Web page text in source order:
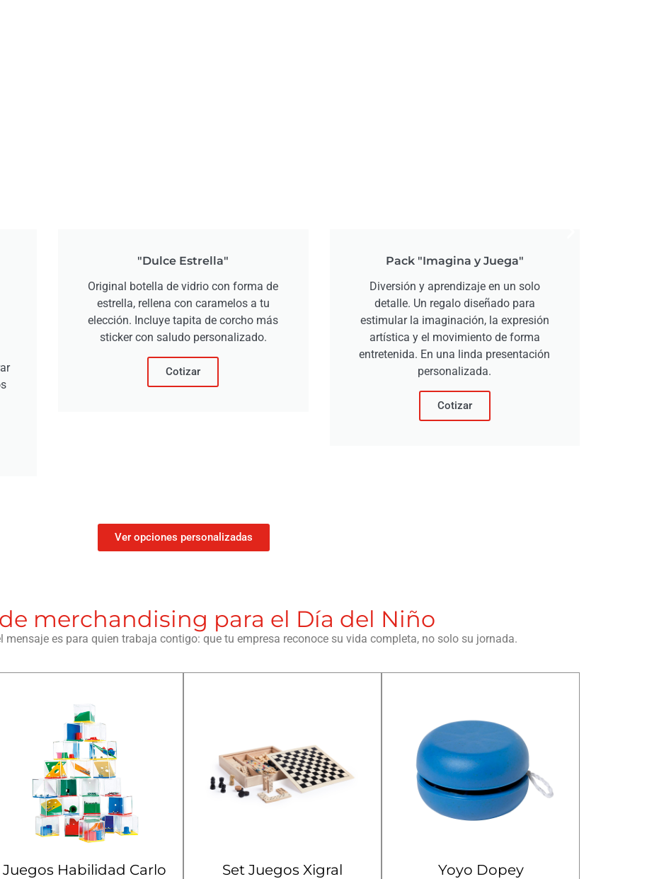
"Dulce Estrella"
Original botella de vidrio con forma de
estrella, rellena con caramelos a tu
elección. Incluye tapita de corcho más
sticker con saludo personalizado.
Cotizar
Pack "Imagina y Juega"
Diversión y aprendizaje en un solo
detalle. Un regalo diseñado para
estimular la imaginación, la expresión
artística y el movimiento de forma
entretenida. En una linda presentación
personalizada.
Cotizar
Ver opciones personalizadas
merchandising para el Día del Niño
mensaje es para quien trabaja contigo: que tu empresa reconoce su vida completa, no solo su jornada.
Juegos Habilidad Carlo Set Juegos Xigral Yoyo Dopey